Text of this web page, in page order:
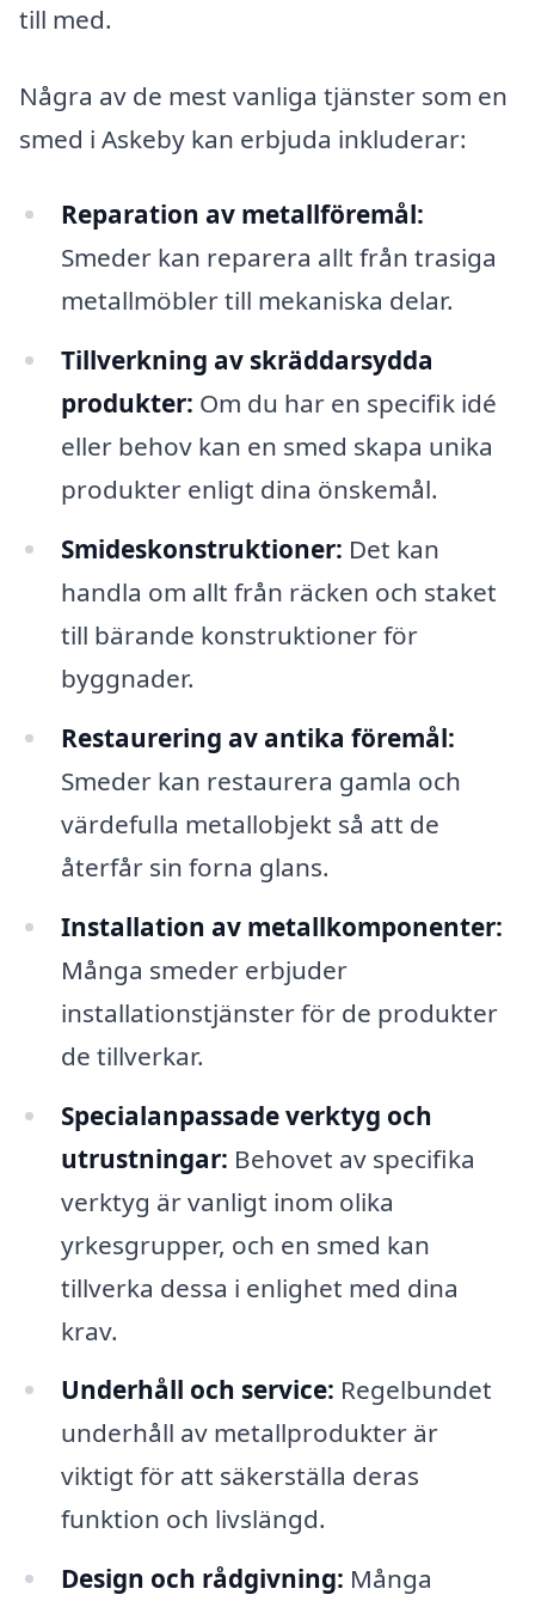
till med.
Några av de mest vanliga tjänster som en
smed i Askeby kan erbjuda inkluderar:
Reparation av metallföremål:
Smeder kan reparera allt från trasiga
metallmöbler till mekaniska delar.
Tillverkning av skräddarsydda
produkter: Om du har en specifik idé
eller behov kan en smed skapa unika
produkter enligt dina önskemål.
Smideskonstruktioner: Det kan
handla om allt från räcken och staket
till bärande konstruktioner för
byggnader.
Restaurering av antika föremål:
Smeder kan restaurera gamla och
värdefulla metallobjekt så att de
återfår sin forna glans.
Installation av metallkomponenter:
Många smeder erbjuder
installationstjänster för de produkter
de tillverkar.
Specialanpassade verktyg och
utrustningar: Behovet av specifika
verktyg är vanligt inom olika
yrkesgrupper, och en smed kan
tillverka dessa i enlighet med dina
krav.
Underhåll och service: Regelbundet
underhåll av metallprodukter är
viktigt för att säkerställa deras
funktion och livslängd.
Design och rådgivning: Många